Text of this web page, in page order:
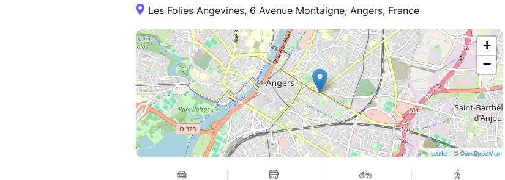
Les Folies Angevines, 6 Avenue Montaigne, Angers, France
+
−
Leaflet| ©OpenStreetMap